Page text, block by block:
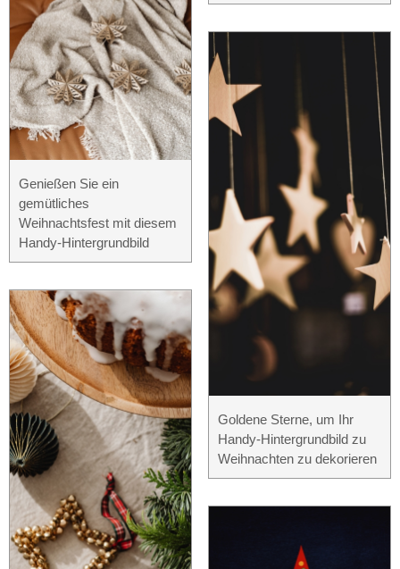
Genießen Sie ein
gemütliches
Weihnachtsfest mit diesem
Handy-Hintergrundbild
Goldene Sterne, um Ihr
Handy-Hintergrundbild zu
Weihnachten zu dekorieren